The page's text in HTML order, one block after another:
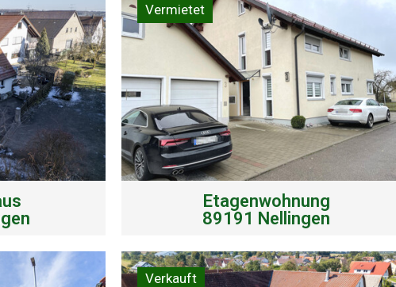
Vermietet
Etagenwohnung
89191 Nellingen
Verkauft